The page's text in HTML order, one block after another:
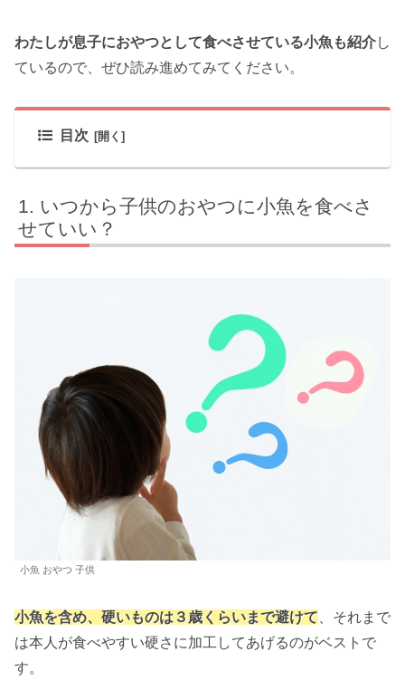
わたしが息子におやつとして食べさせている小魚も紹介し
ているので、ぜひ読み進めてみてください。
目次
いつから子供のおやつに小魚を食べさ
せていい？
小魚 おやつ 子供
小魚を含め、硬いものは３歳くらいまで避けて 、それまで
は本人が食べやすい硬さに加工してあげるのがベストで
す。